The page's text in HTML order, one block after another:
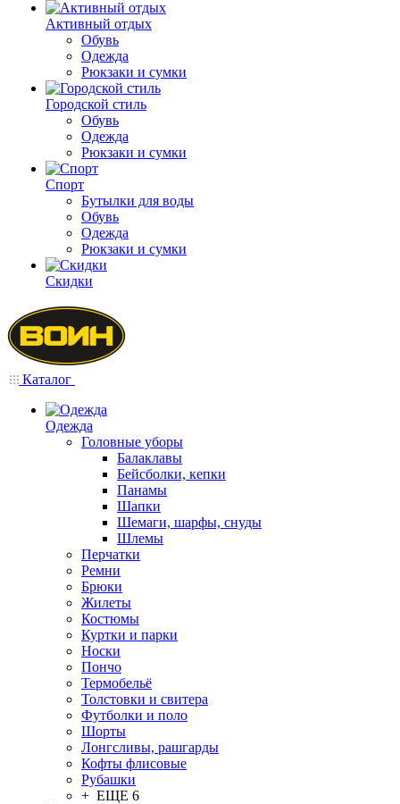
Активный отдых
Обувь
Одежда
Рюкзаки и сумки
Городской стиль
Обувь
Одежда
Рюкзаки и сумки
Спорт
Бутылки для воды
Обувь
Одежда
Рюкзаки и сумки
Скидки
Каталог
Одежда
Головные уборы
Балаклавы
Бейсболки, кепки
Панамы
Шапки
Шемаги, шарфы, снуды
Шлемы
Перчатки
Ремни
Брюки
Жилеты
Костюмы
Куртки и парки
Носки
Пончо
Термобельё
Толстовки и свитера
Футболки и поло
Шорты
Лонгсливы, рашгарды
Кофты флисовые
Рубашки
+ ЕЩЕ 6